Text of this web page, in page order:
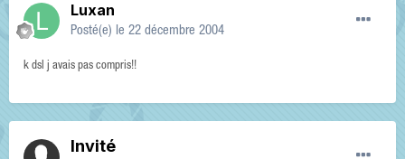
Luxan
Posté(e) le 22 décembre 2004
k dsl j avais pas compris!!
Invité